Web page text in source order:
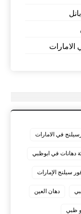
في الامارات
دهانات في ابوظبي
سيلنج الإمارات
دهان العين
ظبي